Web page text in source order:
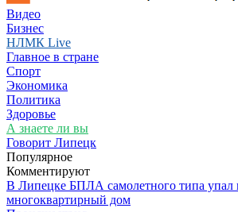
Видео
Бизнес
НЛМК Live
Главное в стране
Спорт
Экономика
Политика
Здоровье
А знаете ли вы
Говорит Липецк
Популярное
Комментируют
В Липецке БПЛА самолетного типа упал
многоквартирный дом